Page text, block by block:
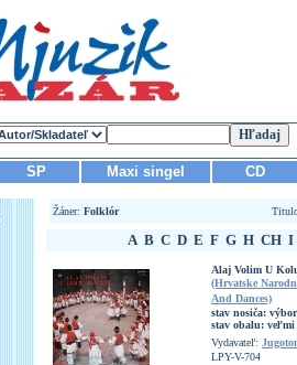
SP Maxi singel CD
Žáner: Folklór
A B C D E F G H CH I
Alaj Volim U
(Hrvatske
And Dances)
stav nosiča:
stav obalu: veľmi
Vydavateľ:
LPY-V-704